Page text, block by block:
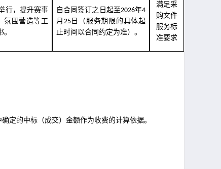
行，提升赛事
氛围营造等工
自合同签订之日起至2026年4
月 25日（服务期限的具体起
止时间以合同约定为准）。
满足采
购文件
服务标
准要求
定的中标（成交）金额作为收费的计算依据。